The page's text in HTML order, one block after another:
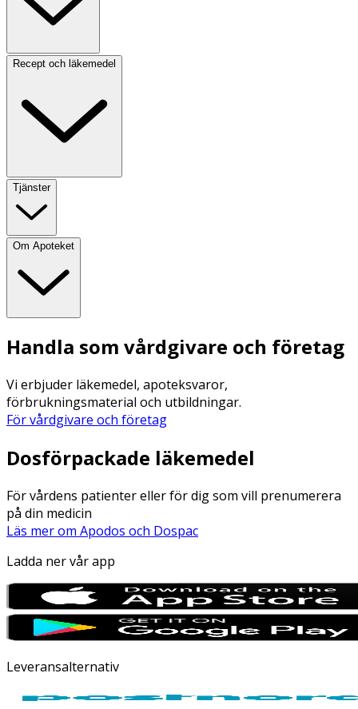
Recept och läkemedel
Tjänster
Om Apoteket
Handla som vårdgivare och företag
Vi erbjuder läkemedel, apoteksvaror,
förbrukningsmaterial och utbildningar.
För vårdgivare och företag
Dosförpackade läkemedel
För vårdens patienter eller för dig som vill prenumerera
på din medicin
Läs mer om Apodos och Dospac
Ladda ner vår app
Leveransalternativ